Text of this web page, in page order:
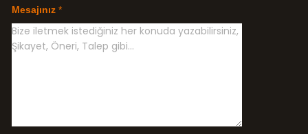
Mesajınız *